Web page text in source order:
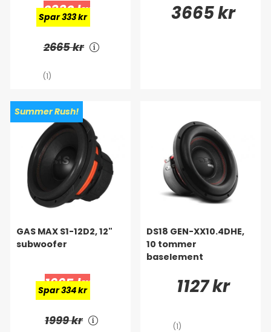
2332 kr
Spar 333 kr
2665 kr
(1)
3665 kr
Summer Rush!
GAS MAX S1-12D2, 12"
subwoofer
1665 kr
Spar 334 kr
1999 kr
DS18 GEN-XX10.4DHE,
10 tommer
baselement
1127 kr
(1)